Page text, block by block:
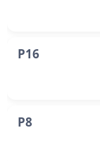
P16
P8